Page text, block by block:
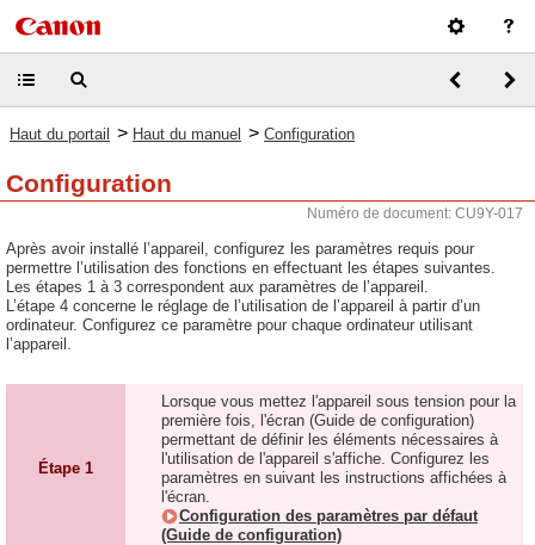
Haut du portail > Haut du manuel > Configuration
Configuration
Numéro de document: CU9Y-017
Après avoir installé l’appareil, configurez les paramètres requis pour
permettre l’utilisation des fonctions en effectuant les étapes suivantes.
Les étapes 1 à 3 correspondent aux paramètres de l’appareil.
L’étape 4 concerne le réglage de l’utilisation de l’appareil à partir d’un
ordinateur. Configurez ce paramètre pour chaque ordinateur utilisant
l’appareil.
Étape 1
Lorsque vous mettez l'appareil sous tension pour la
première fois, l'écran (Guide de configuration)
permettant de définir les éléments nécessaires à
l'utilisation de l'appareil s'affiche. Configurez les
paramètres en suivant les instructions affichées à
l'écran.
Configuration des paramètres par défaut
(Guide de configuration)